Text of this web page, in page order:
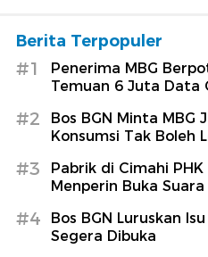
Berita Terpopuler
#1
Penerima MBG
Temuan 6 Juta Data
#2
Bos BGN Minta MBG
Konsumsi Tak Boleh
#3
Pabrik di Cimahi
Menperin Buka Suara
#4
Bos BGN Luruskan
Segera Dibuka